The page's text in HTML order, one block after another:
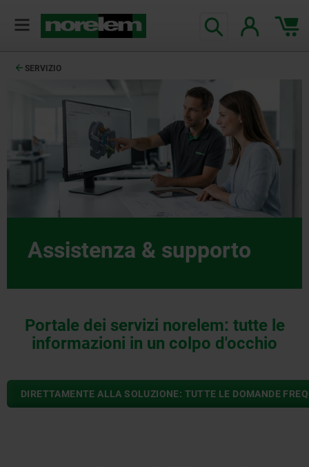
SERVIZIO
Assistenza & supporto
Portale dei servizi norelem: tutte le
informazioni in un colpo d'occhio
DIRETTAMENTE ALLA SOLUZIONE: TUTTE LE DOMANDE